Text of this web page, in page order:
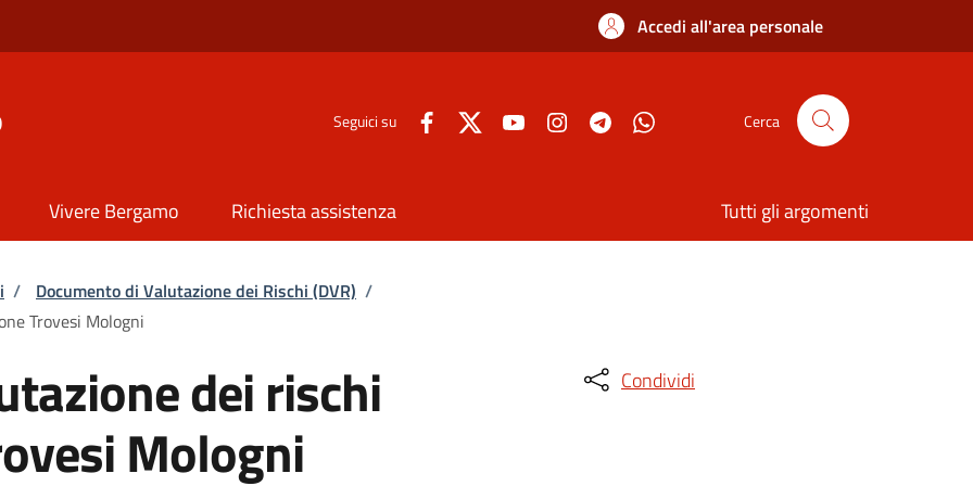
Accedi all'area personale
Seguici su Cerca
Vivere Bergamo Richiesta assistenza Tutti gli argomenti
/ Documento di Valutazione dei Rischi (DVR) /
Trovesi Mologni
dei rischi
Mologni
Condividi